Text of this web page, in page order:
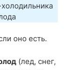
оно есть.
(лед, снег,